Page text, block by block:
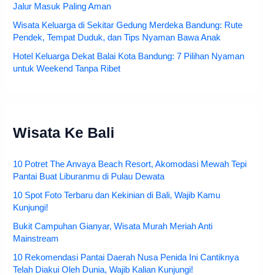
Jalur Masuk Paling Aman
Wisata Keluarga di Sekitar Gedung Merdeka Bandung: Rute
Pendek, Tempat Duduk, dan Tips Nyaman Bawa Anak
Hotel Keluarga Dekat Balai Kota Bandung: 7 Pilihan Nyaman
untuk Weekend Tanpa Ribet
Wisata Ke Bali
10 Potret The Anvaya Beach Resort, Akomodasi Mewah Tepi
Pantai Buat Liburanmu di Pulau Dewata
10 Spot Foto Terbaru dan Kekinian di Bali, Wajib Kamu
Kunjungi!
Bukit Campuhan Gianyar, Wisata Murah Meriah Anti
Mainstream
10 Rekomendasi Pantai Daerah Nusa Penida Ini Cantiknya
Telah Diakui Oleh Dunia, Wajib Kalian Kunjungi!